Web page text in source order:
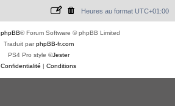
Heures au format UTC+01:00
phpBB® Forum Software © phpBB Limited
Traduit parphpBB-fr.com
PS4 Pro style ©Jester
Confidentialité | Conditions